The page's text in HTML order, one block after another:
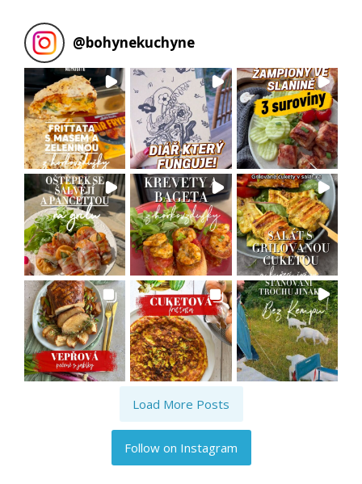
@bohynekuchyne
Load More Posts
Follow on Instagram